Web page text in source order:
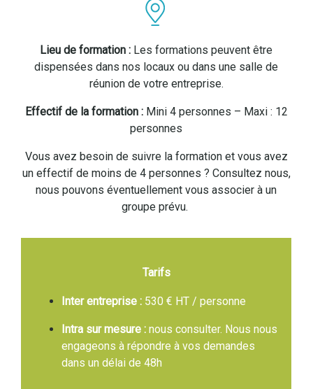
Lieu de formation : Les formations peuvent être
dispensées dans nos locaux ou dans une salle de
réunion de votre entreprise.
Effectif de la formation :Mini 4 personnes – Maxi : 12
personnes
Vous avez besoin de suivre la formation et vous avez
un effectif de moins de 4 personnes ? Consultez nous,
nous pouvons éventuellement vous associer à un
groupe prévu.
Tarifs
Inter entreprise :530 € HT / personne
Intra sur mesure :nous consulter. Nous nous
engageons à répondre à vos demandes
dans un délai de 48h